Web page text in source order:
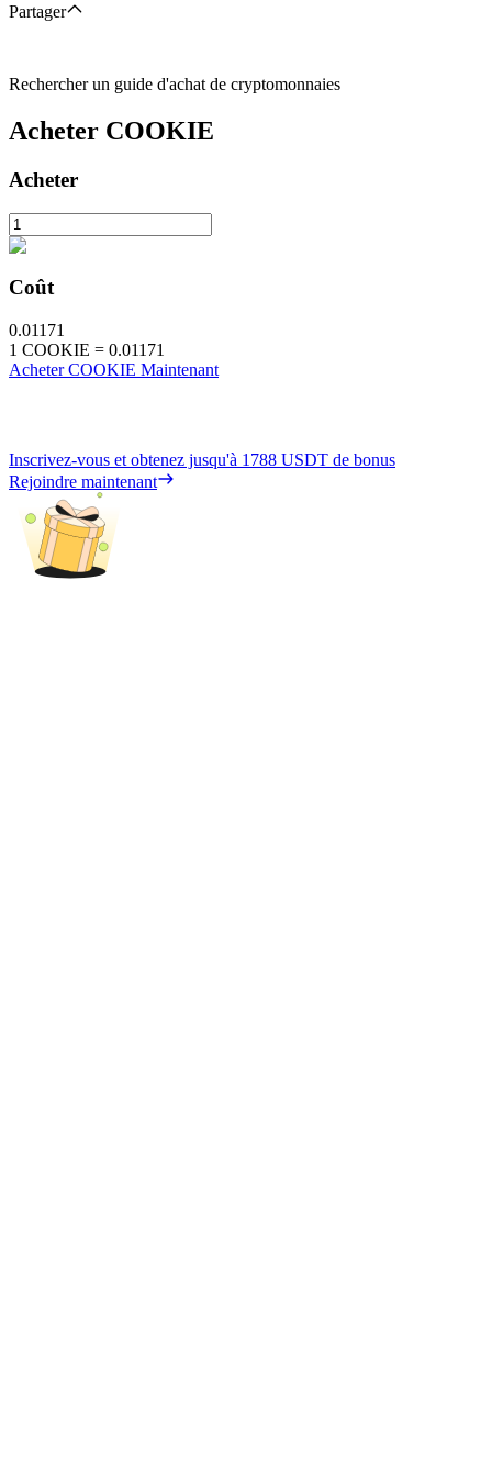
Partager
Rechercher un guide d'achat de cryptomonnaies
Acheter COOKIE
Acheter
Coût
0.01171
1 COOKIE = 0.01171
Acheter COOKIE Maintenant
Inscrivez-vous et obtenez jusqu'à 1788 USDT de bonus
Rejoindre maintenant